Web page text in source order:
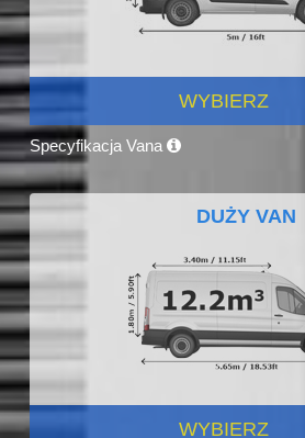
WYBIERZ
Specyfikacja Vana
DUŻY VAN
WYBIERZ